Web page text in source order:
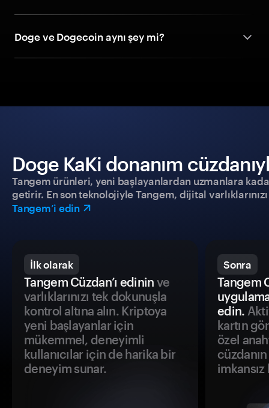
Doge ve Dogecoin aynı şey mi?
Doge KaKi donanım
Tangem ürünleri, yeni başlayanlardan uzmanlara
getirir. En son teknolojiyle Tangem, dijital
Tangem’i edin
İlk olarak
Tangem Cüzdan’ı edinin ve
varlıklarınızı tek dokunuşla
kontrol altına alın. Kriptoya
yeni başlayanlar için
mükemmel, deneyimli
kullanıcılar için de harika bir
deneyim sunar.
Sonra
Tangem
edin.
kartın
özel